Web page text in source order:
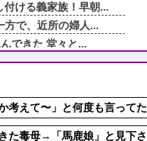
ける義家族！早朝...
方で、近所の婦人...
できた 堂々と...
金なんてないよ...
母→「馬鹿娘」と見...
！洗脳解いて弁護...
じられない所作…両...
考えて〜」と何度も言って
た毒母→「馬鹿娘」と見下